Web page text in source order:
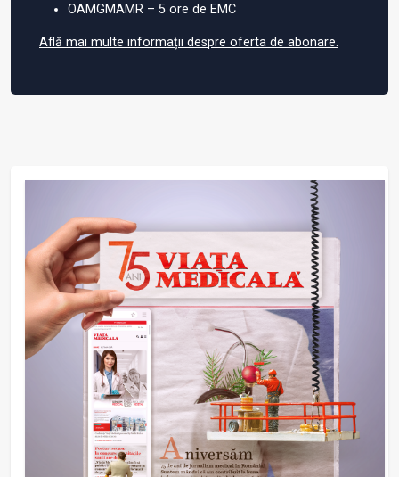
OAMGMAMR – 5 ore de EMC
Află mai multe informații despre oferta de abonare.